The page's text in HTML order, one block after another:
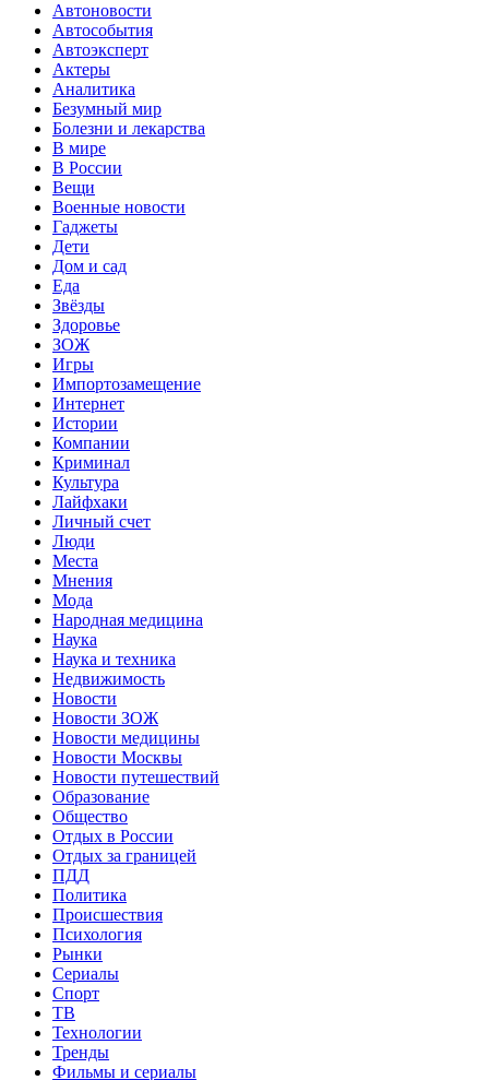
Автоновости
Автособытия
Автоэксперт
Актеры
Аналитика
Безумный мир
Болезни и лекарства
В мире
В России
Вещи
Военные новости
Гаджеты
Дети
Дом и сад
Еда
Звёзды
Здоровье
ЗОЖ
Игры
Импортозамещение
Интернет
Истории
Компании
Криминал
Культура
Лайфхаки
Личный счет
Люди
Места
Мнения
Мода
Народная медицина
Наука
Наука и техника
Недвижимость
Новости
Новости ЗОЖ
Новости медицины
Новости Москвы
Новости путешествий
Образование
Общество
Отдых в России
Отдых за границей
ПДД
Политика
Происшествия
Психология
Рынки
Сериалы
Спорт
ТВ
Технологии
Тренды
Фильмы и сериалы